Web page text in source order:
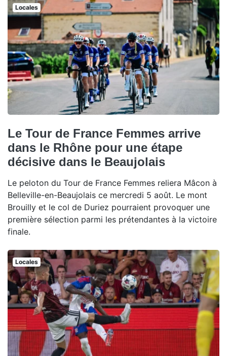
Locales
Le Tour de France Femmes arrive
dans le Rhône pour une étape
décisive dans le Beaujolais
Le peloton du Tour de France Femmes reliera Mâcon à
Belleville-en-Beaujolais ce mercredi 5 août. Le mont
Brouilly et le col de Duriez pourraient provoquer une
première sélection parmi les prétendantes à la victoire
finale.
Locales